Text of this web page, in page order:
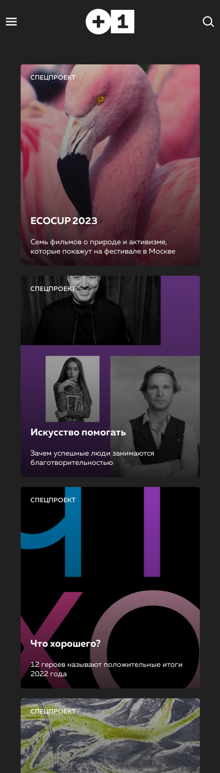
СПЕЦПРОЕКТ
ECOCUP 2023
Семь фильмов о природе и активизме,
которые покажут на фестивале в Москве
СПЕЦПРОЕКТ
Искусство помогать
Зачем успешные люди занимаются
благотворительностью
СПЕЦПРОЕКТ
Что хорошего?
12 героев называют положительные итоги
2022 года
СПЕЦПРОЕКТ